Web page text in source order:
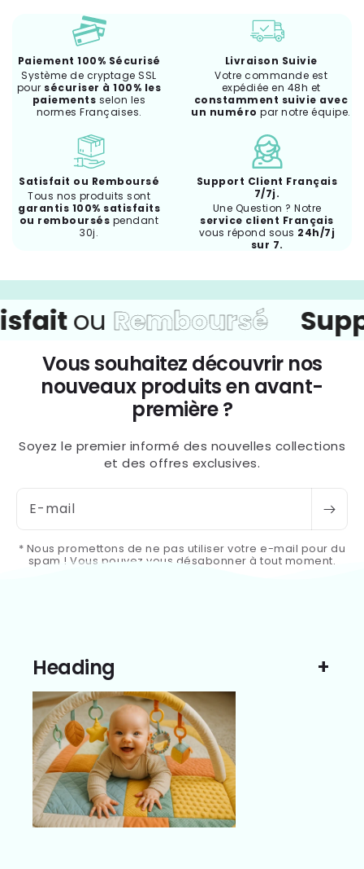
Paiement 100% Sécurisé
Système de cryptage SSL
pour sécuriser à 100% les
paiements selon les
normes Françaises.
Livraison Suivie
Votre commande est
expédiée en 48h et
constamment suivie avec
un numéro par notre équipe.
Satisfait ou Remboursé
Tous nos produits sont
garantis 100% satisfaits
ou remboursés pendant
30j.
Support Client Français
7/7j.
Une Question ? Notre
service client Français
vous répond sous 24h/7j
sur 7.
ouRemboursé
Vous souhaitez découvrir nos
nouveaux produits en avant-
première ?
Soyez le premier informé des nouvelles collections
et des offres exclusives.
E-mail
* Nous promettons de ne pas utiliser votre e-mail pour du
spam ! Vous pouvez vous désabonner à tout moment.
Heading